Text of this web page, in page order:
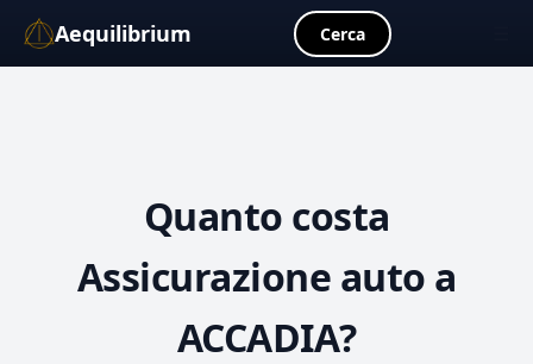
Aequilibrium Cerca
Quanto costa
Assicurazione auto a
ACCADIA?